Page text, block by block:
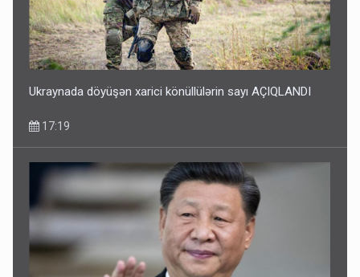
Ukraynada döyüşən xarici könüllülərin sayı AÇIQLANDI
17:19